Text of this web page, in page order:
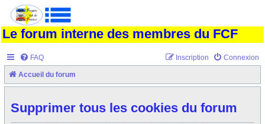
Le forum interne des membres du FCF
FAQ Connexion
Inscription
Accueil du forum
Supprimer tous les cookies du forum